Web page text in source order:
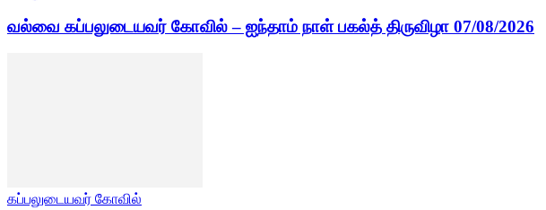
வல்வை கப்பலுடையவர் கோவில் – ஐந்தாம் நாள் பகல்த் திருவிழா 07/08/2026
கப்பலுடையவர் கோவில்